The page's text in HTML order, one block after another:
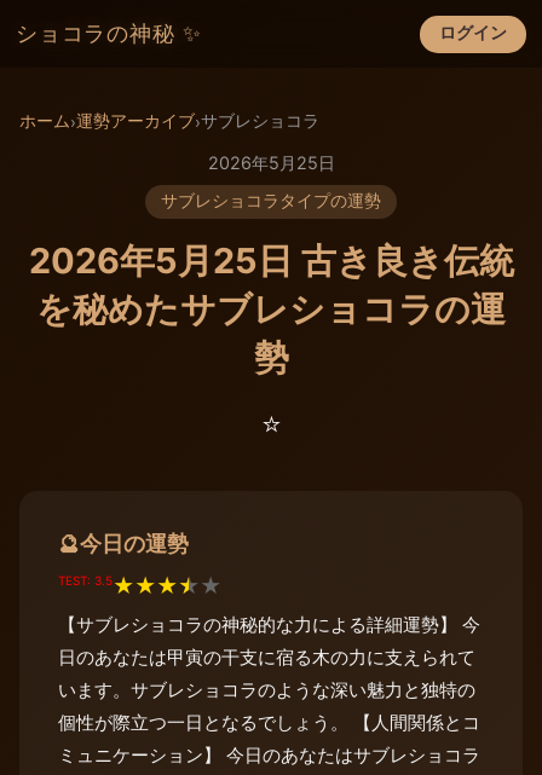
ショコラの神秘 ✨ ログイン
×
ホーム›運勢アーカイブ›サブレショコラ
2026年5月25日
サブレショコラタイプの運勢
2026年5月25日 古き良き伝統
を秘めたサブレショコラの運
勢
⭐️
🔮今日の運勢
TEST: 3.5★★★★★
【サブレショコラの神秘的な力による詳細運勢】 今
日のあなたは甲寅の干支に宿る木の力に支えられて
います。サブレショコラのような深い魅力と独特の
個性が際立つ一日となるでしょう。 【人間関係とコ
ミュニケーション】 今日のあなたはサブレショコラ